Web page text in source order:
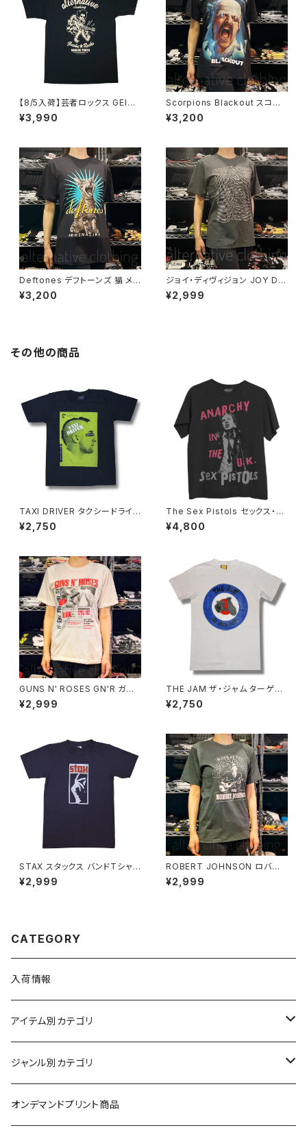
【8/5入荷】芸者ロックス GEISH
A ROCKS 階Ｇ子&オルタナティ
ヴ・コラボ 半袖 Tシャツ 黒 ブラ
K altss
¥3,990
Scorpions Blackout スコー
ピオンズ ブラックアウト メンズ
レディース ロックＴシャツ バン
¥3,200
Deftones デフトーンズ 猫 メン
ズ レディース ロックＴシャツ バ
ンドＴシャツ ブラック 半袖 Roc
¥3,200
ジョイ・ディヴィジョン JOY DIV
ISION アンノウン・プレジャーズ
Unknown Pleasures ロック
¥2,999
その他の商品
TAXI DRIVER タクシードライバ
ー Tシャツ ロバート・デニーロ
映画Ｔシャツ メンズ brw ロック
¥2,750
The Sex Pistols セックス・ピ
ストルズ Anarchy in the UK
アナーキー・イン・ザ・U.K. 黒 メ
¥4,800
GUNS N' ROSES GN'R ガン
ズ・アンド・ローゼズ ライズ Lie
s exclusive the shocking t
レディース ロックTシャツ バン
ドＴシャツ bny GUNS-01
¥2,999
THE JAM ザ・ジャム ターゲッ
ト ALL MOD CONS Ｔシャツ
白 ホワイト ポール・ウェラー ロ
¥2,750
STAX スタックス バンドTシャツ
ロックTシャツ Tシャツ bny グ
レー チャコール STAX-01
¥2,999
ROBERT JOHNSON ロバー
ト・ジョンソン チャコール グレー
クロスロード メンズ レディース
¥2,999
CATEGORY
入荷情報
アイテム別カテゴリ
半袖
ブラック/グレー系
長袖
ジャンル別カテゴリ
オリジナルデザイン
オンデマンドプリント商品